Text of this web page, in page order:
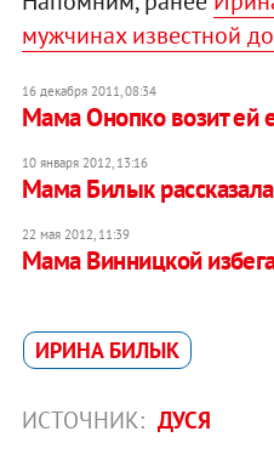
мужчинах известной
16 декабря 2011, 08:34
Мама Онопко возит ей
10 января 2012, 13:16
Мама Билык
22 мая 2012, 11:39
Мама Винницкой
ИРИНА БИЛЫК
ИСТОЧНИК: ДУСЯ